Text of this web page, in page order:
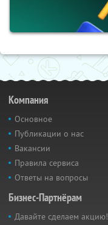
Компания
Основное
Публикации о нас
Вакансии
Правила сервиса
Ответы на вопросы
Бизнес-Партнёрам
Давайте сделаем акцию!